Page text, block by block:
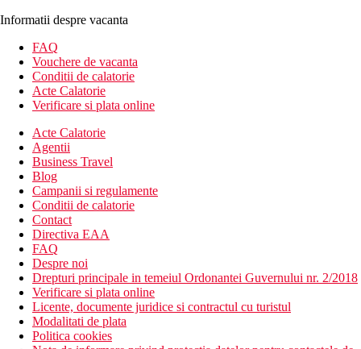
Informatii despre vacanta
FAQ
Vouchere de vacanta
Conditii de calatorie
Acte Calatorie
Verificare si plata online
Acte Calatorie
Agentii
Business Travel
Blog
Campanii si regulamente
Conditii de calatorie
Contact
Directiva EAA
FAQ
Despre noi
Drepturi principale in temeiul Ordonantei Guvernului nr. 2/2018
Verificare si plata online
Licente, documente juridice si contractul cu turistul
Modalitati de plata
Politica cookies